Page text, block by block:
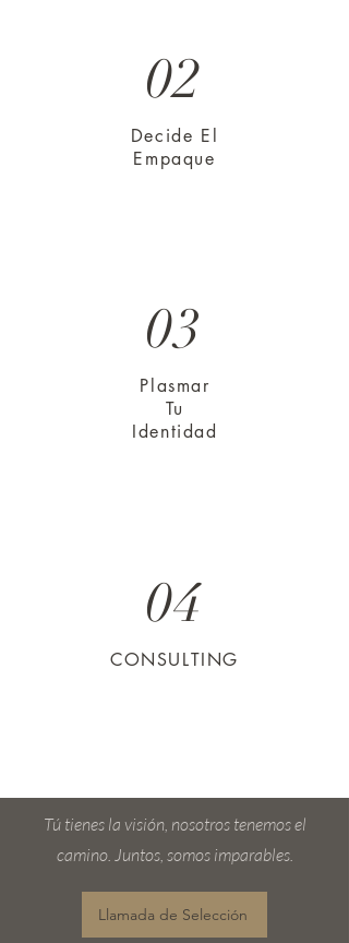
02
Decide El
Empaque
03
Plasmar
Tu
Identidad
04
CONSULTING
Tú tienes la visión, nosotros tenemos el
camino. Juntos, somos imparables.
Llamada de Selección